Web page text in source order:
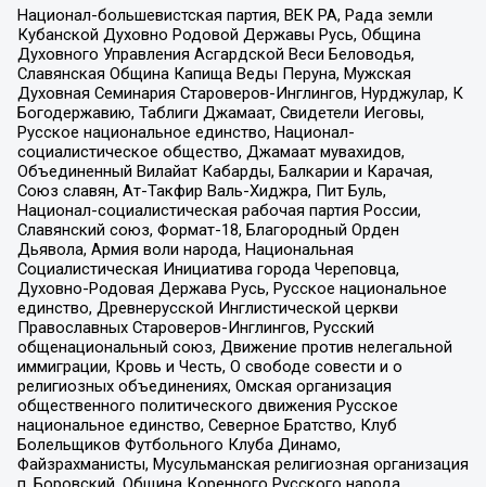
Национал-большевистская партия, ВЕК РА, Рада земли
Кубанской Духовно Родовой Державы Русь, Община
Духовного Управления Асгардской Веси Беловодья,
Славянская Община Капища Веды Перуна, Мужская
Духовная Семинария Староверов-Инглингов, Нурджулар, К
Богодержавию, Таблиги Джамаат, Свидетели Иеговы,
Русское национальное единство, Национал-
социалистическое общество, Джамаат мувахидов,
Объединенный Вилайат Кабарды, Балкарии и Карачая,
Союз славян, Ат-Такфир Валь-Хиджра, Пит Буль,
Национал-социалистическая рабочая партия России,
Славянский союз, Формат-18, Благородный Орден
Дьявола, Армия воли народа, Национальная
Социалистическая Инициатива города Череповца,
Духовно-Родовая Держава Русь, Русское национальное
единство, Древнерусской Инглистической церкви
Православных Староверов-Инглингов, Русский
общенациональный союз, Движение против нелегальной
иммиграции, Кровь и Честь, О свободе совести и о
религиозных объединениях, Омская организация
общественного политического движения Русское
национальное единство, Северное Братство, Клуб
Болельщиков Футбольного Клуба Динамо,
Файзрахманисты, Мусульманская религиозная организация